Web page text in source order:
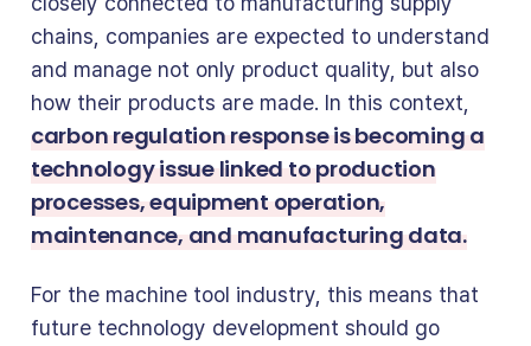
chains, companies are expected to understand
and manage not only product quality, but also
how their products are made. In this context,
carbon regulation response is becoming a
technology issue linked to production
processes, equipment operation,
maintenance, and manufacturing data.
For the machine tool industry, this means that
future technology development should go